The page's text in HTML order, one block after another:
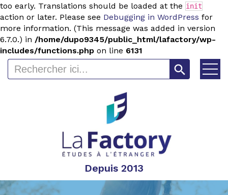
too early. Translations should be loaded at the init
action or later. Please see Debugging in WordPress for
more information. (This message was added in version
6.7.0.) in /home/dupo9345/public_html/lafactory/wp-
includes/functions.php on line 6131
Search
for:
Search Button
Depuis 2013